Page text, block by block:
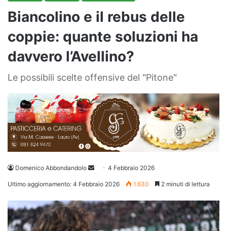
Biancolino e il rebus delle
coppie: quante soluzioni ha
davvero l’Avellino?
Le possibili scelte offensive del "Pitone"
Domenico Abbondandolo
Invia 4 Febbraio 2026
Ultimo aggiornamento: 4 Febbraio 2026 1.630 2 minuti di lettura